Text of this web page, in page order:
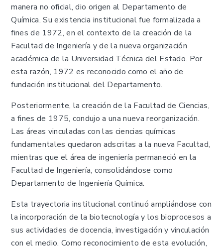
manera no oficial, dio origen al Departamento de
Química. Su existencia institucional fue formalizada a
fines de 1972, en el contexto de la creación de la
Facultad de Ingeniería y de la nueva organización
académica de la Universidad Técnica del Estado. Por
esta razón, 1972 es reconocido como el año de
fundación institucional del Departamento.
Posteriormente, la creación de la Facultad de Ciencias,
a fines de 1975, condujo a una nueva reorganización.
Las áreas vinculadas con las ciencias químicas
fundamentales quedaron adscritas a la nueva Facultad,
mientras que el área de ingeniería permaneció en la
Facultad de Ingeniería, consolidándose como
Departamento de Ingeniería Química.
Esta trayectoria institucional continuó ampliándose con
la incorporación de la biotecnología y los bioprocesos a
sus actividades de docencia, investigación y vinculación
con el medio. Como reconocimiento de esta evolución,